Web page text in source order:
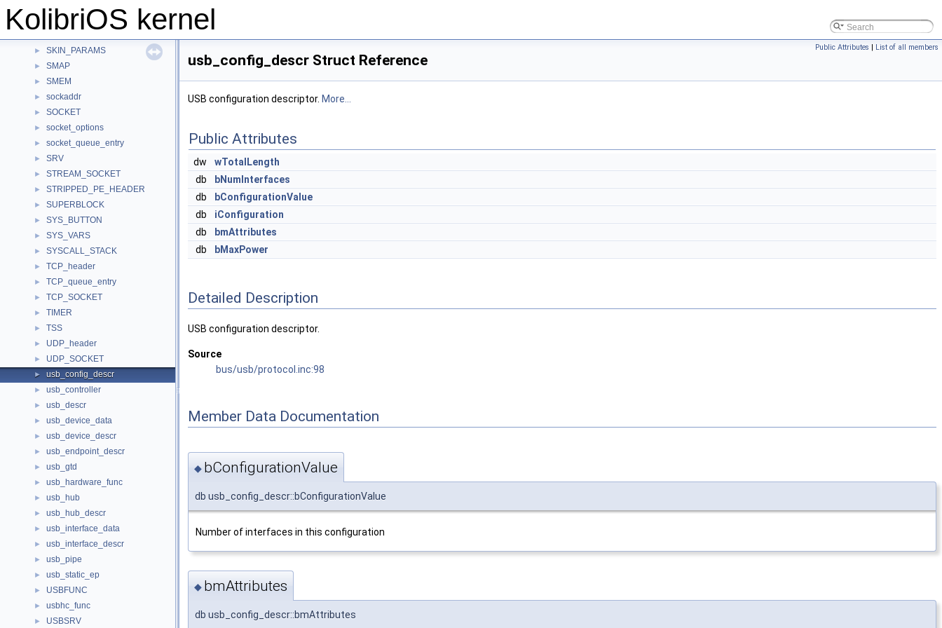
KolibriOS kernel
► SKIN_DATA
► SKIN_PARAMS
► SMAP
► SMEM
► sockaddr
► SOCKET
► socket_options
► socket_queue_entry
► SRV
► STREAM_SOCKET
► STRIPPED_PE_HEADER
► SUPERBLOCK
► SYS_BUTTON
► SYS_VARS
► SYSCALL_STACK
► TCP_header
► TCP_queue_entry
► TCP_SOCKET
► TIMER
► TSS
► UDP_header
► UDP_SOCKET
► usb_config_descr
► usb_controller
► usb_descr
► usb_device_data
► usb_device_descr
► usb_endpoint_descr
► usb_gtd
► usb_hardware_func
► usb_hub
► usb_hub_descr
► usb_interface_data
► usb_interface_descr
► usb_pipe
► usb_static_ep
► USBFUNC
► usbhc_func
► USBSRV
Public Attributes | List of all members
usb_config_descr Struct Reference
USB configuration descriptor. More...
Public Attributes
dw
wTotalLength
db
bNumInterfaces
db
bConfigurationValue
db
iConfiguration
db
bmAttributes
db
bMaxPower
Detailed Description
USB configuration descriptor.
Source
bus/usb/protocol.inc:98
Member Data Documentation
◆ bConfigurationValue
db usb_config_descr::bConfigurationValue
Number of interfaces in this configuration
◆ bmAttributes
db usb_config_descr::bmAttributes